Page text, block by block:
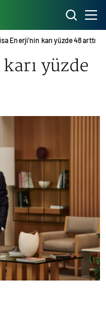
Enerji'nin karı yüzde 48 arttı
yüzde